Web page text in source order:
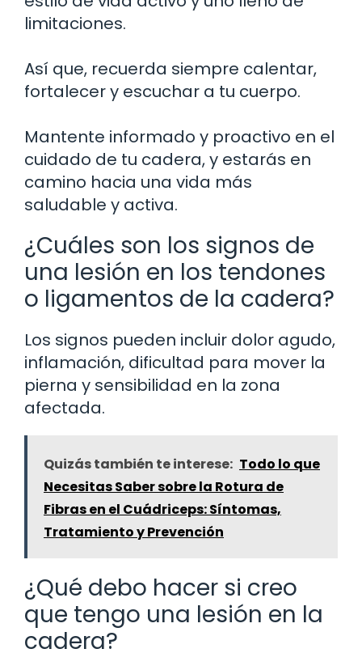
limitaciones.
Así que, recuerda siempre calentar,
fortalecer y escuchar a tu cuerpo.
Mantente informado y proactivo en el
cuidado de tu cadera, y estarás en
camino hacia una vida más
saludable y activa.
¿Cuáles son los signos de
una lesión en los tendones
o ligamentos de la cadera?
Los signos pueden incluir dolor agudo,
inflamación, dificultad para mover la
pierna y sensibilidad en la zona
afectada.
Quizás también te interese: Todo lo que
Necesitas Saber sobre la Rotura de
Fibras en el Cuádriceps: Síntomas,
Tratamiento y Prevención
¿Qué debo hacer si creo
que tengo una lesión en la
cadera?